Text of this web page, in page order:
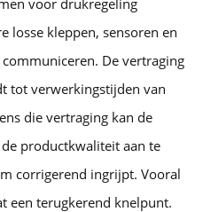
losse kleppen, sensoren en
De vertraging
tot verwerkingstijden van
die vertraging kan de
productkwaliteit aan te
corrigerend ingrijpt. Vooral
een terugkerend knelpunt.